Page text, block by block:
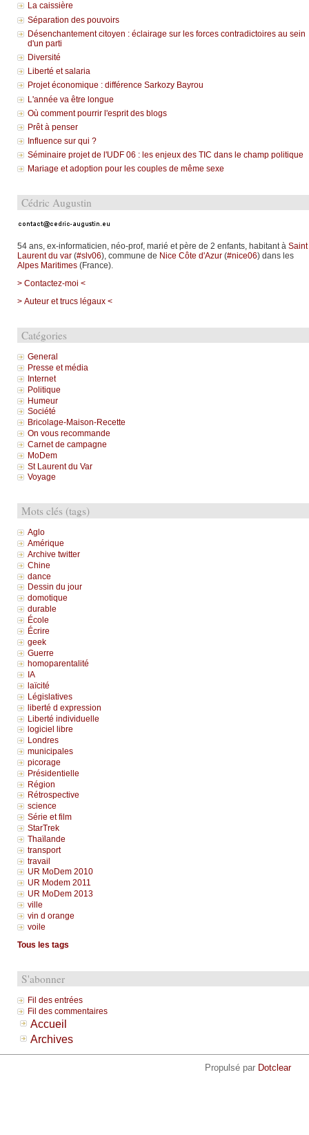
La caissière
Séparation des pouvoirs
Désenchantement citoyen : éclairage sur les forces contradictoires au sein
d'un parti
Diversité
Liberté et salaria
Projet économique : différence Sarkozy Bayrou
L'année va être longue
Où comment pourrir l'esprit des blogs
Prêt à penser
Influence sur qui ?
Séminaire projet de l'UDF 06 : les enjeux des TIC dans le champ politique
Mariage et adoption pour les couples de même sexe
Cédric Augustin
54 ans, ex-informaticien, néo-prof, marié et père de 2 enfants, habitant à Saint
Laurent du var(#slv06), commune de Nice Côte d'Azur(#nice06) dans les
Alpes Maritimes(France).
> Contactez-moi <
> Auteur et trucs légaux <
Catégories
General
Presse et média
Internet
Politique
Humeur
Société
Bricolage-Maison-Recette
On vous recommande
Carnet de campagne
MoDem
St Laurent du Var
Voyage
Mots clés (tags)
Aglo
Amérique
Archive twitter
Chine
dance
Dessin du jour
domotique
durable
École
Écrire
geek
Guerre
homoparentalité
IA
laïcité
Législatives
liberté d expression
Liberté individuelle
logiciel libre
Londres
municipales
picorage
Présidentielle
Région
Rétrospective
science
Série et film
StarTrek
Thaïlande
transport
travail
UR MoDem 2010
UR Modem 2011
UR MoDem 2013
ville
vin d orange
voile
Tous les tags
S'abonner
Fil des entrées
Fil des commentaires
Accueil
Archives
Propulsé par Dotclear